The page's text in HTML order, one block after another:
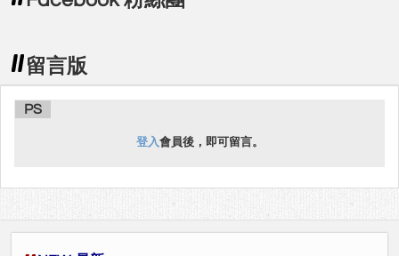
留言版
PS
登入會員後，即可留言。